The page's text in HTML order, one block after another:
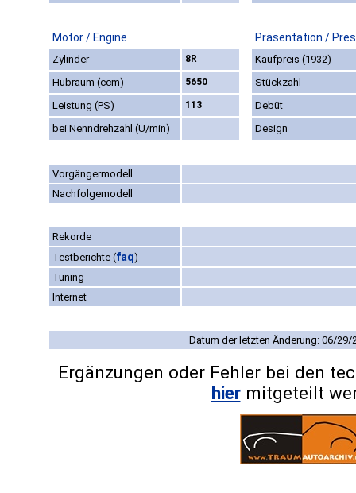
Motor / Engine Präsentation /
Zylinder 8R
Kaufpreis (1932)
Hubraum (ccm)
5650
Stückzahl
Leistung (PS)
113
Debüt
bei Nenndrehzahl (U/min)
Design
Vorgängermodell
Nachfolgemodell
Rekorde
Testberichte (faq)
Tuning
Internet
Datum der letzten Änderung: 06/29/
Ergänzungen oder Fehler bei den
hiermitgeteilt